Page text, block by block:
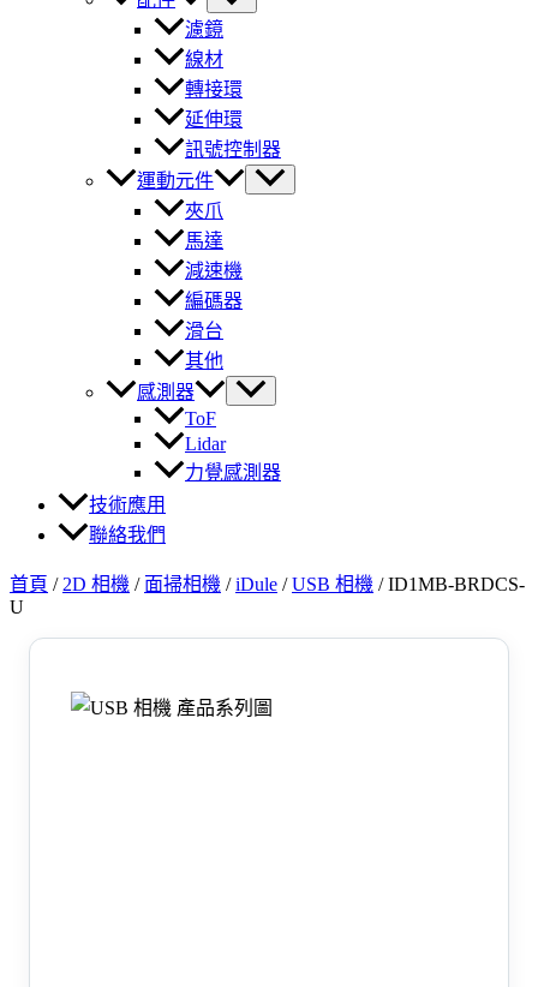
濾鏡
線材
轉接環
延伸環
訊號控制器
運動元件
夾爪
馬達
減速機
編碼器
滑台
其他
感測器
ToF
Lidar
力覺感測器
技術應用
聯絡我們
首頁 / 2D 相機 / 面掃相機 /iDule /USB 相機 /ID1MB-BRDCS-
U